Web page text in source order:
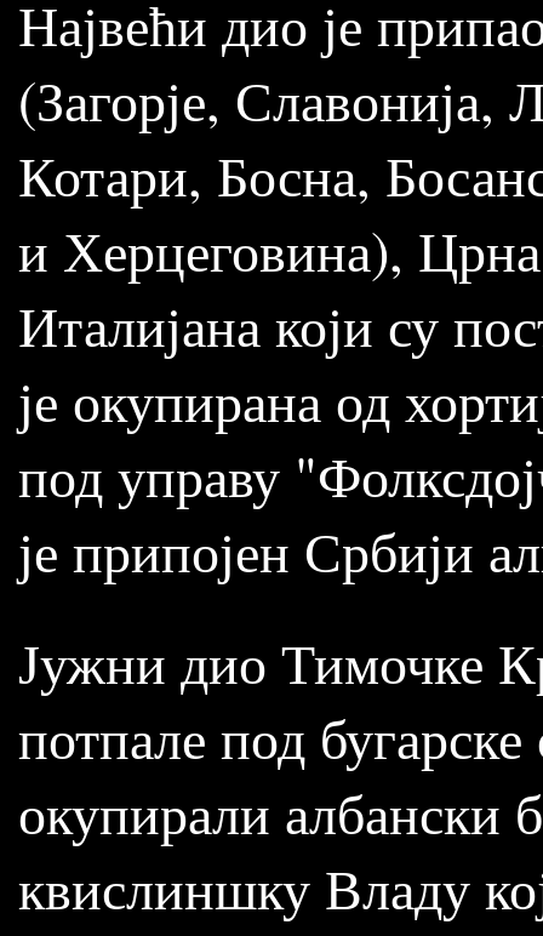
Највећи дио је
(Загорје, Славонија,
Котари, Босна,
и Херцеговина),
Италијана који су
је окупирана од
под управу
је припојен Србији
Јужни дио Тимочке
потпале под
окупирали албански
квислиншку Владу